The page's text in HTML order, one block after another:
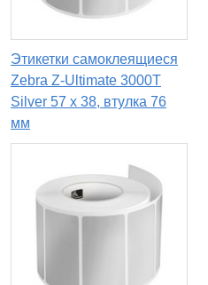
Этикетки самоклеящиеся
Zebra Z-Ultimate 3000T
Silver 57 x 38, втулка 76
мм